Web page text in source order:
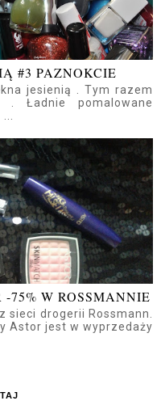
#3 PAZNOKCIE
jesienią . Tym razem
Ładnie pomalowane
75% W ROSSMANNIE
drogerii Rossmann.
Astor jest w wyprzedaży